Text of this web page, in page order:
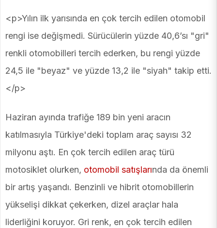
<p>Yılın ilk yarısında en çok tercih edilen otomobil
rengi ise değişmedi. Sürücülerin yüzde 40,6’sı "gri"
renkli otomobilleri tercih ederken, bu rengi yüzde
24,5 ile "beyaz" ve yüzde 13,2 ile "siyah" takip etti.
</p>
Haziran ayında trafiğe 189 bin yeni aracın
katılmasıyla Türkiye'deki toplam araç sayısı 32
milyonu aştı. En çok tercih edilen araç türü
motosiklet olurken, otomobil satışlarında da önemli
bir artış yaşandı. Benzinli ve hibrit otomobillerin
yükselişi dikkat çekerken, dizel araçlar hala
liderliğini koruyor. Gri renk, en çok tercih edilen